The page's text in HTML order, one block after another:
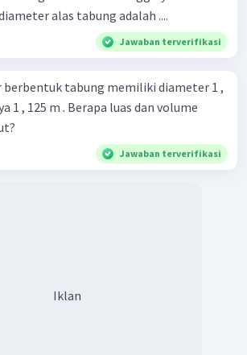
alas tabung adalah ....
Jawaban terverifikasi
berbentuk tabung memiliki diameter 1 ,
1 , 125 m . Berapa luas dan volume
Jawaban terverifikasi
Iklan